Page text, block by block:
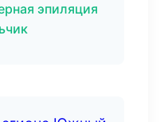
эпиляция